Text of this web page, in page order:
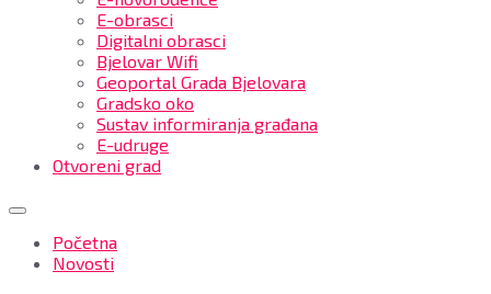
E-obrasci
Digitalni obrasci
Bjelovar Wifi
Geoportal Grada Bjelovara
Gradsko oko
Sustav informiranja građana
E-udruge
Otvoreni grad
Početna
Novosti